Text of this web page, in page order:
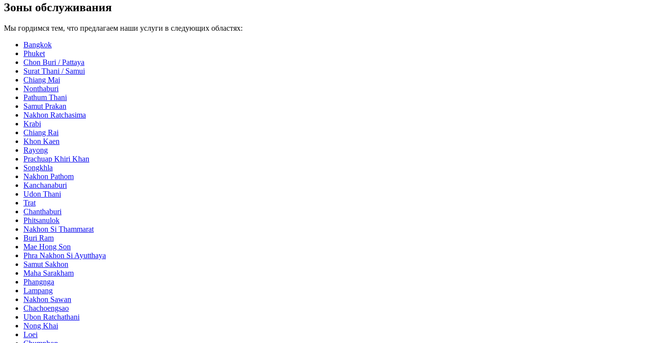
Зоны обслуживания
Мы гордимся тем, что предлагаем наши услуги в следующих областях:
Bangkok
Phuket
Chon Buri / Pattaya
Surat Thani / Samui
Chiang Mai
Nonthaburi
Pathum Thani
Samut Prakan
Nakhon Ratchasima
Krabi
Chiang Rai
Khon Kaen
Rayong
Prachuap Khiri Khan
Songkhla
Nakhon Pathom
Kanchanaburi
Udon Thani
Trat
Chanthaburi
Phitsanulok
Nakhon Si Thammarat
Buri Ram
Mae Hong Son
Phra Nakhon Si Ayutthaya
Samut Sakhon
Maha Sarakham
Phangnga
Lampang
Nakhon Sawan
Chachoengsao
Ubon Ratchathani
Nong Khai
Loei